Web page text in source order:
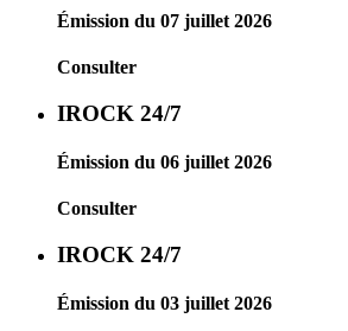
Émission du 07 juillet 2026
Consulter
IROCK 24/7
Émission du 06 juillet 2026
Consulter
IROCK 24/7
Émission du 03 juillet 2026